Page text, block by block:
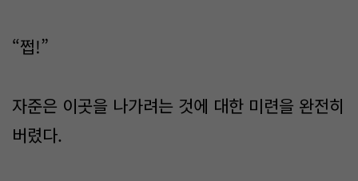
“쩝!”
자준은 이곳을 나가려는 것에 대한 미련을 완전히
버렸다.